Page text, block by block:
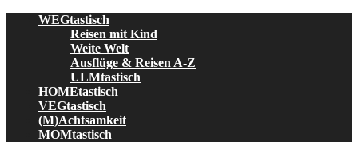
WEGtastisch
Reisen mit Kind
Weite Welt
Ausflüge & Reisen A-Z
ULMtastisch
HOMEtastisch
VEGtastisch
(M)Achtsamkeit
MOMtastisch